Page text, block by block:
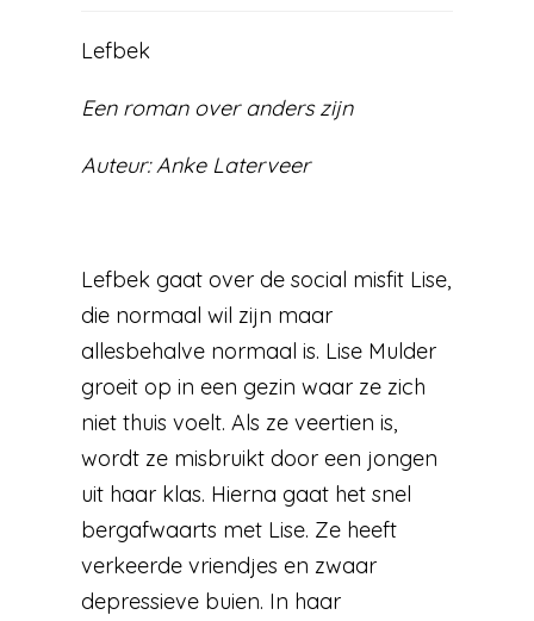
Lefbek
Een roman over anders zijn
Auteur: Anke Laterveer
Lefbek gaat over de social misfit Lise,
die normaal wil zijn maar
allesbehalve normaal is. Lise Mulder
groeit op in een gezin waar ze zich
niet thuis voelt. Als ze veertien is,
wordt ze misbruikt door een jongen
uit haar klas. Hierna gaat het snel
bergafwaarts met Lise. Ze heeft
verkeerde vriendjes en zwaar
depressieve buien. In haar